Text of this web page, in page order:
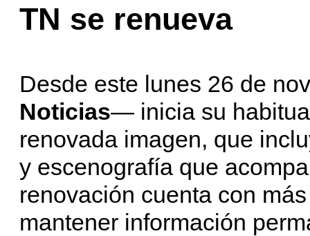
TN se renueva
Desde este lunes 26 de
Noticias— inicia su
renovada imagen, que
y escenografía que
renovación cuenta con
mantener información